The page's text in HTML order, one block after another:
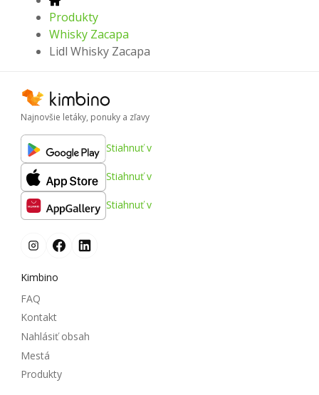
Produkty
Whisky Zacapa
Lidl Whisky Zacapa
Najnovšie letáky, ponuky a zľavy
Stiahnuť v
Stiahnuť v
Stiahnuť v
Kimbino
FAQ
Kontakt
Nahlásiť obsah
Mestá
Produkty